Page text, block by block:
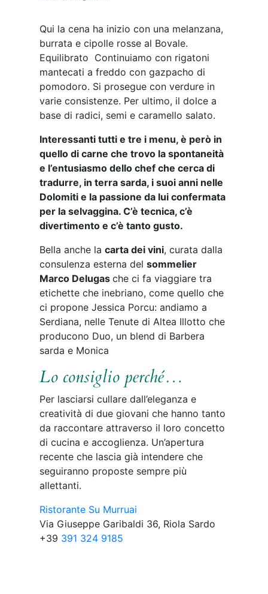
Qui la cena ha inizio con una melanzana,
burrata e cipolle rosse al Bovale.
Equilibrato Continuiamo con rigatoni
mantecati a freddo con gazpacho di
pomodoro. Si prosegue con verdure in
varie consistenze. Per ultimo, il dolce a
base di radici, semi e caramello salato.
Interessanti tutti e tre i menu, è però in
quello di carne che trovo la spontaneità
e l’entusiasmo dello chef che cerca di
tradurre, in terra sarda, i suoi anni nelle
Dolomiti e la passione da lui confermata
per la selvaggina. C’è tecnica, c’è
divertimento e c’è tanto gusto.
Bella anche la carta dei vini, curata dalla
consulenza esterna del sommelier
Marco Delugas che ci fa viaggiare tra
etichette che inebriano, come quello che
ci propone Jessica Porcu: andiamo a
Serdiana, nelle Tenute di Altea Illotto che
producono Duo, un blend di Barbera
sarda e Monica
Lo consiglio perché…
Per lasciarsi cullare dall’eleganza e
creatività di due giovani che hanno tanto
da raccontare attraverso il loro concetto
di cucina e accoglienza. Un’apertura
recente che lascia già intendere che
seguiranno proposte sempre più
allettanti.
Ristorante Su Murruai
Via Giuseppe Garibaldi 36, Riola Sardo
+39 391 324 9185